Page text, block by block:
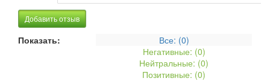
Добавить отзыв
Показать: Все: (0)
Негативные: (0)
Нейтральные: (0)
Позитивные: (0)